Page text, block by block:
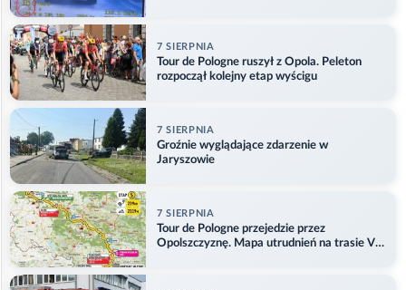
7 SIERPNIA
Tour de Pologne ruszył z Opola. Peleton
rozpoczął kolejny etap wyścigu
7 SIERPNIA
Groźnie wyglądające zdarzenie w
Jaryszowie
7 SIERPNIA
Tour de Pologne przejedzie przez
Opolszczyznę. Mapa utrudnień na trasie V